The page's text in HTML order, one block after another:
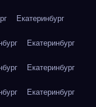
Екатеринбург
Екатеринбург
Екатеринбург
Екатеринбург